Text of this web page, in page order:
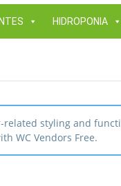
HIDROPONIA
styling and
WC Vendors Free.